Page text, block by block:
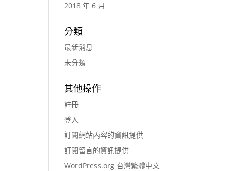
2018 年 6 月
分類
最新消息
未分類
其他操作
註冊
登入
訂閱網站內容的資訊提供
訂閱留言的資訊提供
WordPress.org 台灣繁體中文